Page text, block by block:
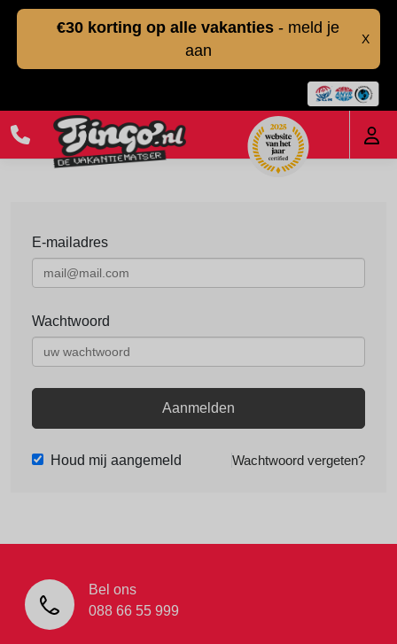
€30 korting op alle vakanties - meld je
aan
X
E-mailadres
Wachtwoord
Aanmelden
Houd mij aangemeld Wachtwoord vergeten?
Bel ons
088 66 55 999